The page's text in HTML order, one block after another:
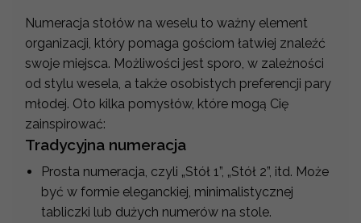
Numeracja stołów na weselu to ważny element
organizacji, który pomaga gościom łatwiej znaleźć
swoje miejsca. Możliwości jest sporo, w zależności
od stylu wesela, a także osobistych preferencji pary
młodej. Oto kilka pomysłów, które mogą Cię
zainspirować:
Tradycyjna numeracja
Prosta numeracja, czyli „Stół 1”, „Stół 2”, itd. Może
być w formie eleganckiej, minimalistycznej
tabliczki lub dużych numerów na stole.